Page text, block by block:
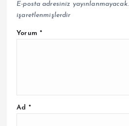
E-posta adresiniz yayınlanmayacak.
işaretlenmişlerdir
Yorum *
Ad *